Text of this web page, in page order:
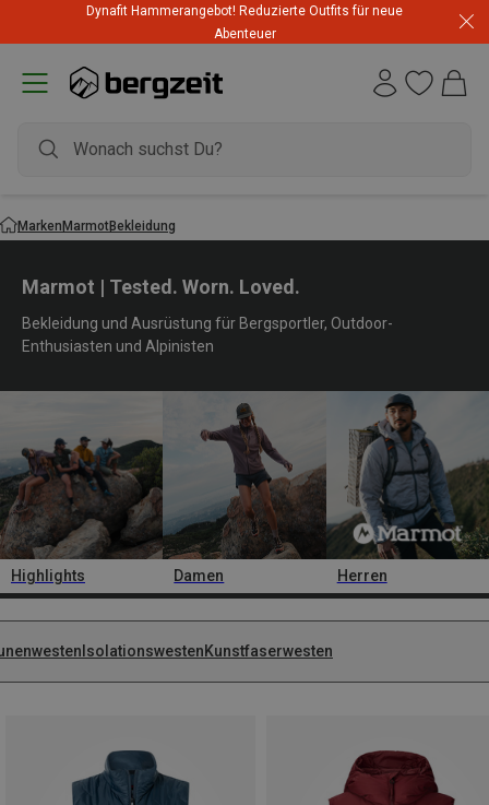
Dynafit Hammerangebot! Reduzierte Outfits für neue
Abenteuer
MarkenMarmotBekleidung
Marmot | Tested. Worn. Loved.
Bekleidung und Ausrüstung für Bergsportler, Outdoor-
Enthusiasten und Alpinisten
Highlights Damen Herren
IsolationswestenKunstfaserwesten